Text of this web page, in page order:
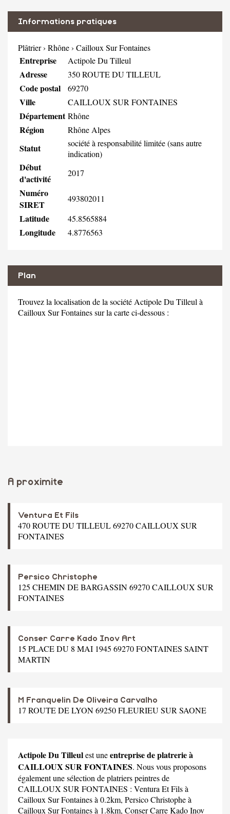
Informations pratiques
Plâtrier› Rhône› Cailloux Sur Fontaines
Entreprise Actipole Du Tilleul
Adresse 350 ROUTE DU TILLEUL
Code postal 69270
Ville CAILLOUX SUR FONTAINES
Département Rhône
Région Rhône Alpes
Statut
société à responsabilité limitée (sans autre
indication)
Début
d'activité
2017
Numéro
SIRET
493802011
Latitude 45.8565884
Longitude 4.8776563
Plan
Trouvez la localisation de la société Actipole Du Tilleul à
Cailloux Sur Fontaines sur la carte ci-dessous :
A proximite
Ventura Et Fils
470 ROUTE DU TILLEUL 69270 CAILLOUX SUR
FONTAINES
Persico Christophe
125 CHEMIN DE BARGASSIN 69270 CAILLOUX SUR
FONTAINES
Conser Carre Kado Inov Art
15 PLACE DU 8 MAI 1945 69270 FONTAINES SAINT
MARTIN
M Franquelin De Oliveira Carvalho
17 ROUTE DE LYON 69250 FLEURIEU SUR SAONE
Actipole Du Tilleulest uneentreprise de platrerie à
CAILLOUX SUR FONTAINES. Nous vous proposons
également une sélection de platriers peintres de
CAILLOUX SUR FONTAINES : Ventura Et Filsà
Cailloux Sur Fontaines à 0.2km, Persico Christopheà
Cailloux Sur Fontaines à 1.8km, Conser Carre Kado Inov